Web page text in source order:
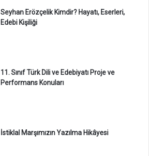
Seyhan Erözçelik Kimdir? Hayatı, Eserleri,
Edebi Kişiliği
11. Sınıf Türk Dili ve Edebiyatı Proje ve
Performans Konuları
İstiklal Marşımızın Yazılma Hikâyesi